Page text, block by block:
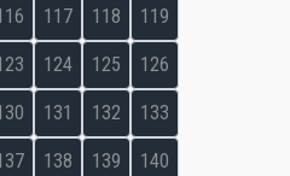
117 118 119
124 125 126
131 132 133
138 139 140